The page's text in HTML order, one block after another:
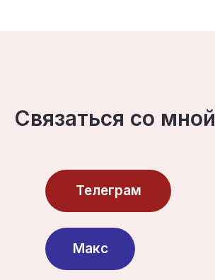
Связаться со мной
Телеграм
Макс